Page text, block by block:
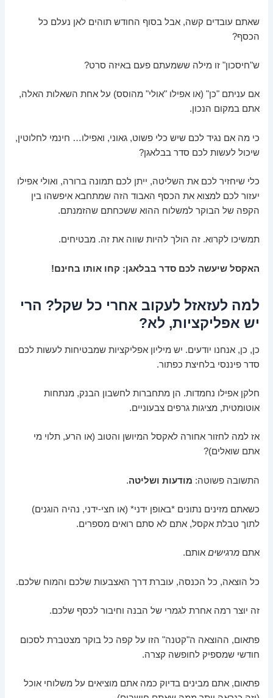
שאתם עובדים קשה, אבל בסוף החודש תוהים לאן נעלם כל
הכסף?
ש"חיסכון" זו מילה ששמעתם פעם באיזה סרט?
אם עניתם "כן" (או אפילו "אולי" מהוסס) על אחת השאלות האלה,
אתם במקום הנכון.
כי מה אם נגיד לכם שיש כלי פשוט, גאוני, ואפילו… חינמי לחלוטין,
שיכול לעשות לכם סדר בבלאגן?
כלי שיחזיר לכם את השליטה, ייתן לכם תמונה ברורה, ואולי אפילו
יעזור לכם למצוא את הכסף האבוד הזה שמתחבא איפשהו בין
הקפה של הבוקר למשלוח ההוא ששכחתם שהזמנתם.
תמשיכו לקרוא. זה הולך להיות שווה את זה. מבטיחים.
האקסל שיעשה לכם סדר בבלאגן: קחו אותו בחינם!
למה לעזאזל לעקוב אחרי כל שקל? הרי
יש אפליקציות, לא?
כן, כן, אנחנו יודעים. יש מיליון אפליקציות שמבטיחות לעשות לכם
סדר פיננסי בלחיצת כפתור.
חלקן אפילו נחמדות. הן מתחברות לחשבון הבנק, מנתחות
אוטומטית, מציגות גרפים צבעוניים.
אז למה לחזור אחורה לאקסל המיושן והטוב (או הרע, תלוי מי
אתם שואלים)?
התשובה פשוטה: מודעות ושליטה.
כשאתם מזינים נתונים *באופן ידני* (או חצי-ידני, נהיה הוגנים)
לתוך טבלת אקסל, אתם לא סתם רואים מספרים.
אתםמרגישים אותם.
כל הוצאה, כל הכנסה, עוברת דרך האצבעות שלכם והמוח שלכם.
זה יוצר רמה אחרת לגמרי של הבנה וחיבור לכסף שלכם.
פתאום, ההוצאה ה"קטנה" הזו על קפה כל בוקר מצטברת לסכום
חודשי שמספיק לחופשה קצרה.
פתאום, אתם מבינים בדיוק כמה אתם מוציאים על משלוחי אוכל